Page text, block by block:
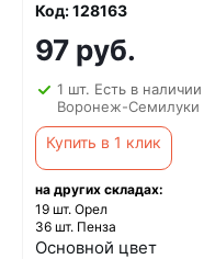
Код: 128163
97 руб.
1 шт. Есть в наличии
Воронеж-Семилуки
Купить в 1 клик
на других складах:
19 шт. Орел
36 шт. Пенза
Основной цвет